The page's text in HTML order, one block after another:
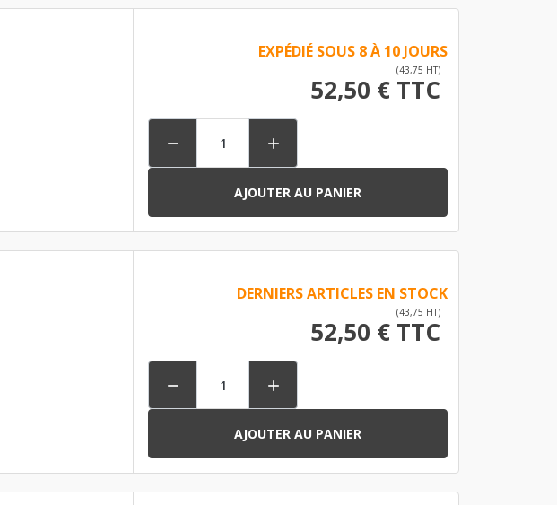
EXPÉDIÉ SOUS 8 À 10 JOURS
(43,75 HT)
52,50 € TTC
 
AJOUTER AU PANIER
DERNIERS ARTICLES EN STOCK
(43,75 HT)
52,50 € TTC
 
AJOUTER AU PANIER